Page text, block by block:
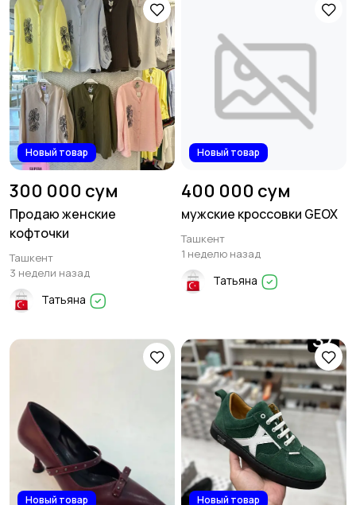
Новый товар
300 000 сум
Продаю женские
кофточки
Ташкент
3 недели назад
Татьяна
Новый товар
400 000 сум
мужские кроссовки GEOX
Ташкент
1 неделю назад
Татьяна
Новый товар Новый товар